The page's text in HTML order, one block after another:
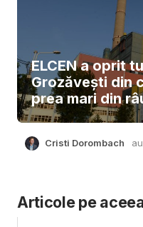
ELCEN a oprit
Grozăvești din
prea mari din
Cristi Dorombach
Articole pe